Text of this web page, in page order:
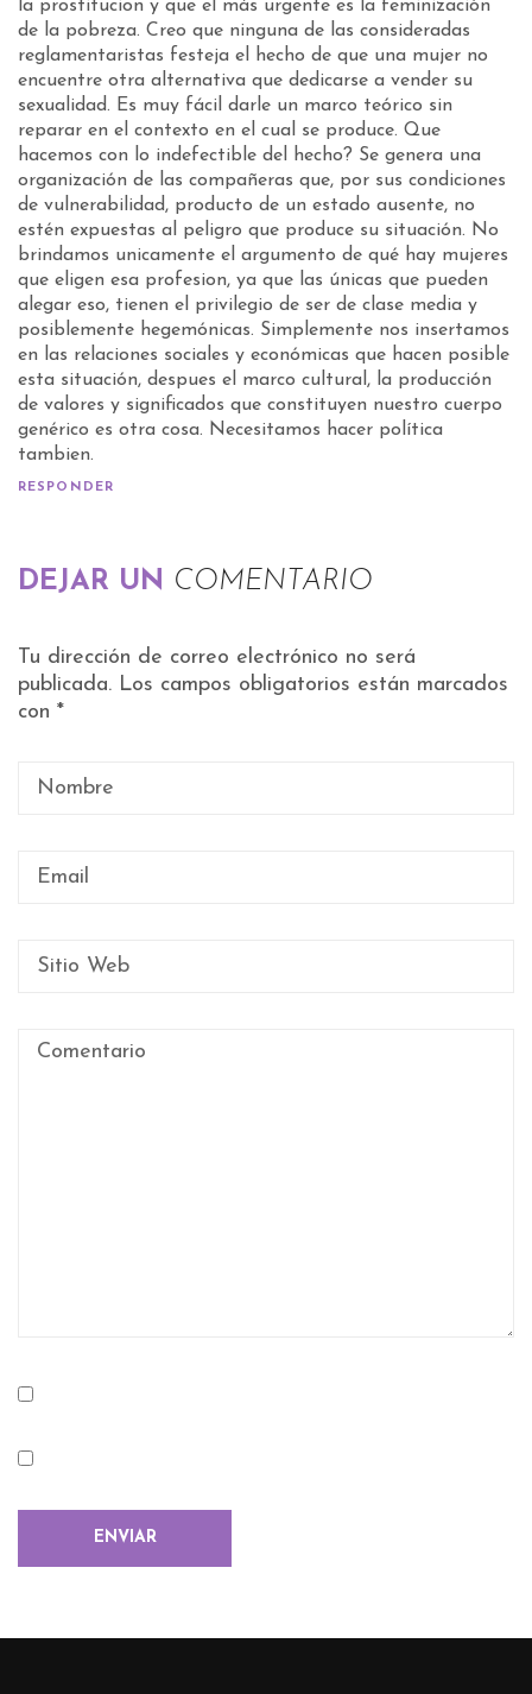
la prostitucion y que el más urgente es la feminización
de la pobreza. Creo que ninguna de las consideradas
reglamentaristas festeja el hecho de que una mujer no
encuentre otra alternativa que dedicarse a vender su
sexualidad. Es muy fácil darle un marco teórico sin
reparar en el contexto en el cual se produce. Que
hacemos con lo indefectible del hecho? Se genera una
organización de las compañeras que, por sus condiciones
de vulnerabilidad, producto de un estado ausente, no
estén expuestas al peligro que produce su situación. No
brindamos unicamente el argumento de qué hay mujeres
que eligen esa profesion, ya que las únicas que pueden
alegar eso, tienen el privilegio de ser de clase media y
posiblemente hegemónicas. Simplemente nos insertamos
en las relaciones sociales y económicas que hacen posible
esta situación, despues el marco cultural, la producción
de valores y significados que constituyen nuestro cuerpo
genérico es otra cosa. Necesitamos hacer política
tambien.
RESPONDER
DEJAR UN COMENTARIO
Tu dirección de correo electrónico no será
publicada. Los campos obligatorios están marcados
con *